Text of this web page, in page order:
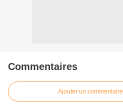
Commentaires
Ajouter un commentaire